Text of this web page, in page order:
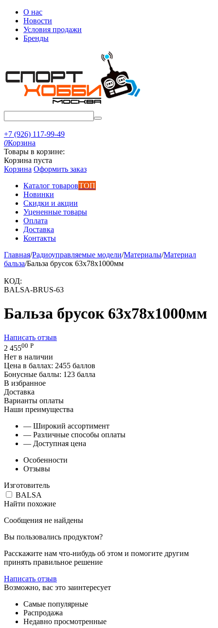
О нас
Новости
Условия продажи
Бренды
+7 (926) 117-99-49
0Корзина
Товары в корзине:
Корзина пуста
Корзина Оформить заказ
Каталог товаровТОП
Новинки
Скидки и акции
Уцененные товары
Оплата
Доставка
Контакты
Главная/Радиоуправляемые модели/Материалы/Материал
бальза/Бальза брусок 63x78x1000мм
КОД:
BALSA-BRUS-63
Бальза брусок 63x78x1000мм
Написать отзыв
2 45500 Р
Нет в наличии
Цена в баллах: 2455 баллов
Бонусные баллы: 123 балла
В избранное
Доставка
Варианты оплаты
Наши преимущества
— Широкий ассортимент
— Различные способы оплаты
— Доступная цена
Особенности
Отзывы
Изготовитель
BALSA
Найти похожие
Сообщения не найдены
Вы пользовались продуктом?
Расскажите нам что-нибудь об этом и помогите другим
принять правильное решение
Написать отзыв
Возможно, вас это заинтересует
Самые популярные
Распродажа
Недавно просмотренные